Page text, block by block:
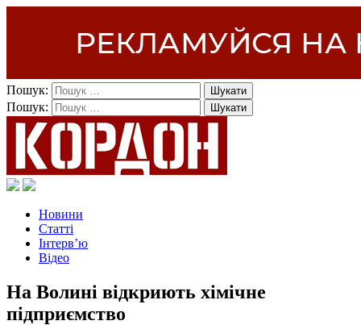
Пошук:
Пошук:
Новини
Статті
Інтерв’ю
Відео
На Волині відкриють хімічне
підприємство